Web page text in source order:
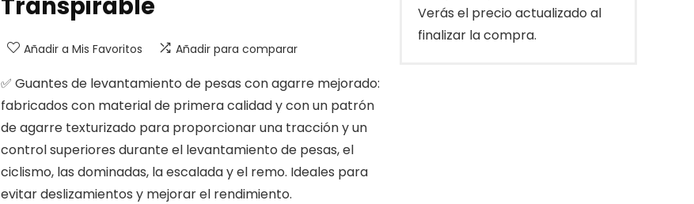
Transpirable
Añadir a Mis Favoritos Añadir para comparar
✅ Guantes de levantamiento de pesas con agarre mejorado:
fabricados con material de primera calidad y con un patrón
de agarre texturizado para proporcionar una tracción y un
control superiores durante el levantamiento de pesas, el
ciclismo, las dominadas, la escalada y el remo. Ideales para
evitar deslizamientos y mejorar el rendimiento.
Verás el precio actualizado al
finalizar la compra.